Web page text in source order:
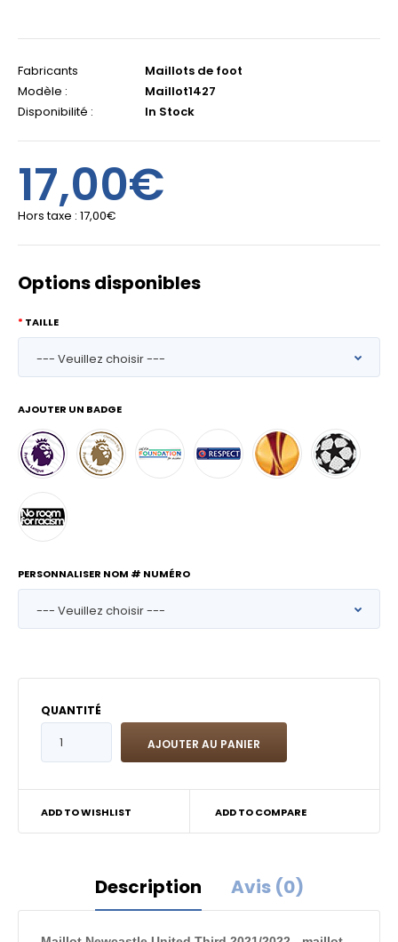
Fabricants
Maillots de foot
Modèle :
Maillot1427
Disponibilité :
In Stock
17,00€
Hors taxe : 17,00€
Options disponibles
TAILLE
AJOUTER UN BADGE
PERSONNALISER NOM # NUMÉRO
QUANTITÉ
ADD TO WISHLIST ADD TO COMPARE
Description Avis (0)